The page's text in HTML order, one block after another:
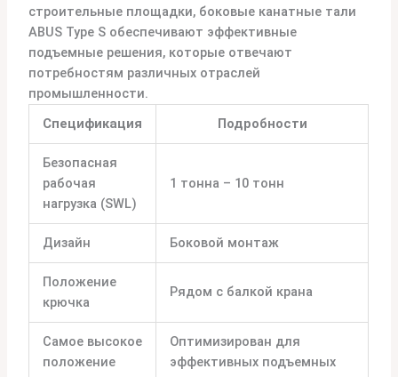
строительные площадки, боковые канатные тали
ABUS Type S обеспечивают эффективные
подъемные решения, которые отвечают
потребностям различных отраслей
промышленности.
Спецификация
Подробности
Безопасная
рабочая
нагрузка (SWL)
1 тонна – 10 тонн
Дизайн Боковой монтаж
Положение
крючка
Рядом с балкой крана
Самое высокое
положение
Оптимизирован для
эффективных подъемных